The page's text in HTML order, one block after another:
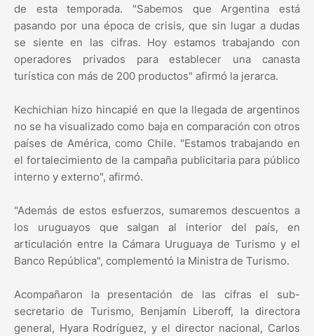
de esta temporada. "Sabemos que Argentina está
pasando por una época de crisis, que sin lugar a dudas
se siente en las cifras. Hoy estamos trabajando con
operadores privados para establecer una canasta
turística con más de 200 productos" afirmó la jerarca.
Kechichian hizo hincapié en que la llegada de argentinos
no se ha visualizado como baja en comparación con otros
países de América, como Chile. "Estamos trabajando en
el fortalecimiento de la campaña publicitaria para público
interno y externo", afirmó.
"Además de estos esfuerzos, sumaremos descuentos a
los uruguayos que salgan al interior del país, en
articulación entre la Cámara Uruguaya de Turismo y el
Banco República", complementó la Ministra de Turismo.
Acompañaron la presentación de las cifras el sub-
secretario de Turismo, Benjamín Liberoff, la directora
general, Hyara Rodríguez, y el director nacional, Carlos